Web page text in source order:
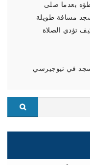
بعدما صلى
مسافة طويلة
تؤدي الصلاة
في نيوجيرسي